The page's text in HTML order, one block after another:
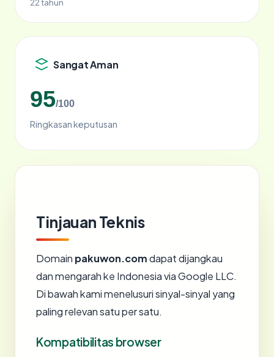
22 tahun
Sangat Aman
95/100
Ringkasan keputusan
Tinjauan Teknis
Domain pakuwon.comdapat dijangkau
dan mengarah ke Indonesia via Google LLC.
Di bawah kami menelusuri sinyal-sinyal yang
paling relevan satu per satu.
Kompatibilitas browser